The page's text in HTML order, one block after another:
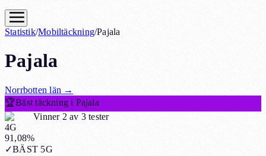
Statistik/Mobiltäckning/Pajala
Pajala
Norrbotten län →
🏆Bäst täckning i Pajala
Vinner 2 av 3 tester
4G
91,08%
✓BÄST 5G